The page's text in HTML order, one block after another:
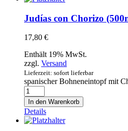
Judías con Chorizo
17,80 €
Enthält 19% MwSt.
zzgl. Versand
Lieferzeit: sofort lieferbar
spanischer Bohneneintopf mit
Judías
con
Chorizo
(500ml)
Menge
In den Warenkorb
Details